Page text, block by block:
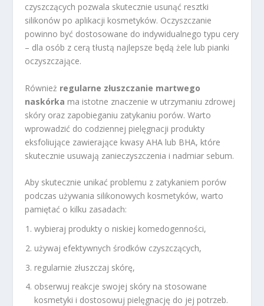
czyszczących pozwala skutecznie usunąć resztki
silikonów po aplikacji kosmetyków. Oczyszczanie
powinno być dostosowane do indywidualnego typu cery
– dla osób z cerą tłustą najlepsze będą żele lub pianki
oczyszczające.
Również regularne złuszczanie martwego
naskórka ma istotne znaczenie w utrzymaniu zdrowej
skóry oraz zapobieganiu zatykaniu porów. Warto
wprowadzić do codziennej pielęgnacji produkty
eksfoliujące zawierające kwasy AHA lub BHA, które
skutecznie usuwają zanieczyszczenia i nadmiar sebum.
Aby skutecznie unikać problemu z zatykaniem porów
podczas używania silikonowych kosmetyków, warto
pamiętać o kilku zasadach:
wybieraj produkty o niskiej komedogenności,
używaj efektywnych środków czyszczących,
regularnie złuszczaj skórę,
obserwuj reakcje swojej skóry na stosowane
kosmetyki i dostosowuj pielęgnację do jej potrzeb.